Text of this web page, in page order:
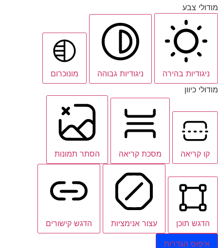
מודולי צבע
ניגודיות בהירה ניגודיות גבוהה
מונוכרום
מודולי כיוון
קו קריאה מסכת קריאה הסתר תמונות
הדגש תוכן עצור אנימציות הדגש קישורים
איפוס הגדרות